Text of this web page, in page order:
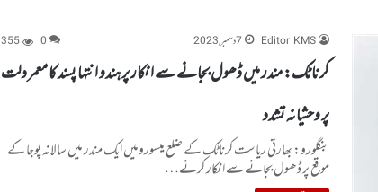
Editor KMS 7 دسمبر, 2023 0
355
کرناٹک: مندر میں ڈھول بجانے سے انکار پر ہندو انتہا پسند کا معمر دلت
پر وحشیانہ تشدد
بنگلورو: بھارتی ریاست کرناٹک کے ضلع میسورومیں ایک مندر میں سالانہ پوجا کے
موقع پر ڈھول بجانے سے انکار کرنے…